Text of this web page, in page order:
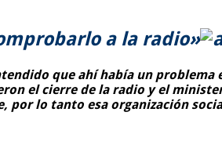
a la radio»
que ahí había un problema
el cierre de la radio y el
por lo tanto esa organización